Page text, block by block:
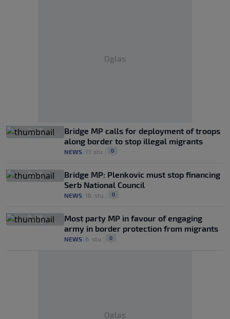
Oglas
Bridge MP calls for deployment of troops
along border to stop illegal migrants
NEWS 17. stu. 0
Bridge MP: Plenkovic must stop financing
Serb National Council
NEWS 16. stu. 0
Most party MP in favour of engaging
army in border protection from migrants
NEWS 6. stu. 0
Oglas